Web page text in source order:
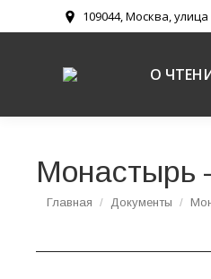
109044, Москва,
О
Монастырь
Вы здесь:
Главная Документы